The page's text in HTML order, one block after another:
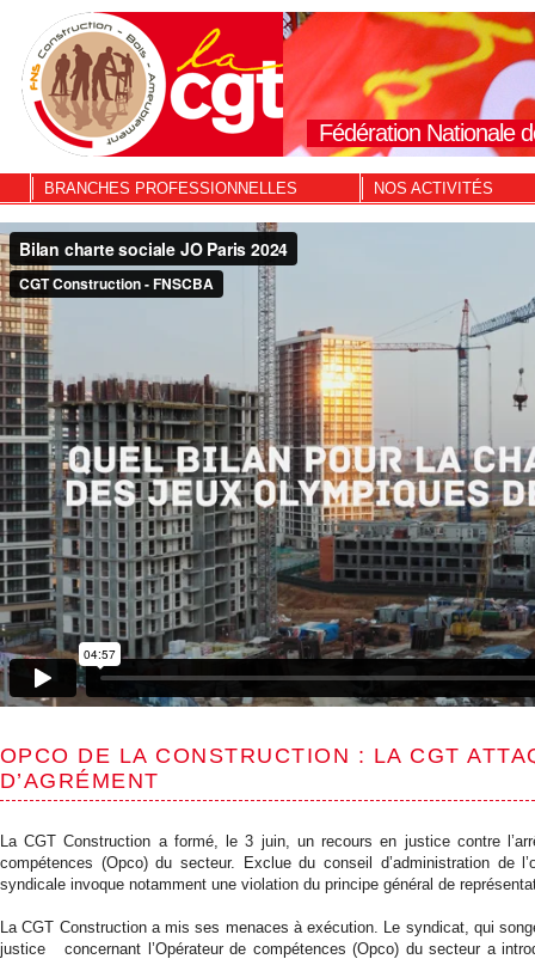
Fédération Nationale
BRANCHES PROFESSIONNELLES NOS ACTIVITÉS
OPCO DE LA CONSTRUCTION : LA CGT
D’AGRÉMENT
La CGT Construction a formé, le 3 juin, un recours en justice contre
compétences (Opco) du secteur. Exclue du conseil d’administration de
syndicale invoque notamment une violation du principe général de
La CGT Construction a mis ses menaces à exécution. Le syndicat, qui
justice concernant l’Opérateur de compétences (Opco) du secteur a